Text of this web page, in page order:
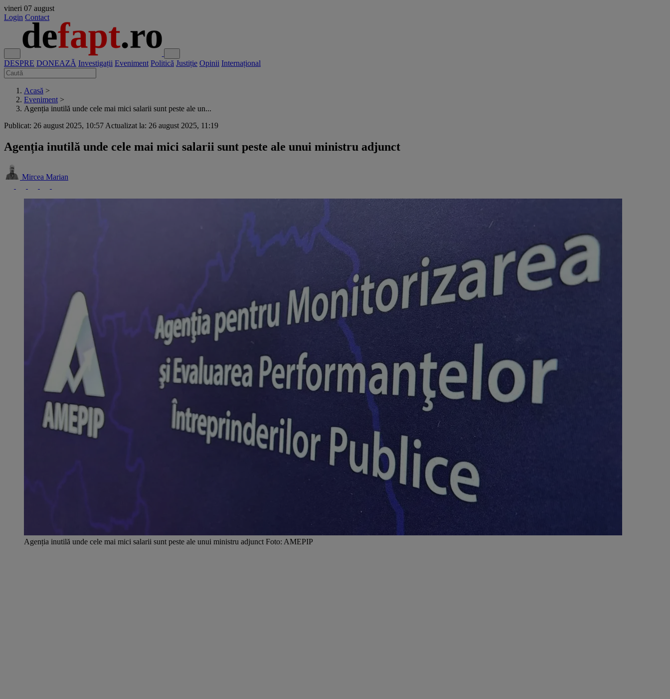
vineri 07 august
Login Contact
DESPRE DONEAZĂ Investigații Eveniment Politică Justiție Opinii Internațional
Acasă >
Eveniment >
Agenția inutilă unde cele mai mici salarii sunt peste ale un...
Publicat: 26 august 2025, 10:57 Actualizat la: 26 august 2025, 11:19
Agenția inutilă unde cele mai mici salarii sunt peste ale unui ministru adjunct
Mircea Marian
Agenția inutilă unde cele mai mici salarii sunt peste ale unui ministru adjunct Foto: AMEPIP